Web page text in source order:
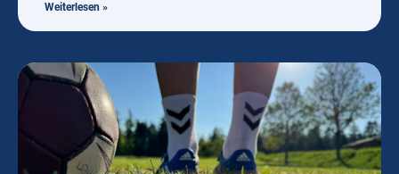
Weiterlesen »